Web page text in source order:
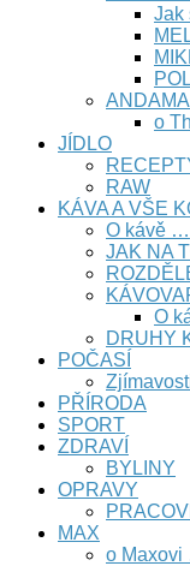
Jak
o
JÍDLO
RAW
KÁVA A VŠE
O kávě …
JAK NA
O
DRUHY
POČASÍ
PŘÍRODA
SPORT
ZDRAVÍ
BYLINY
OPRAVY
MAX
o